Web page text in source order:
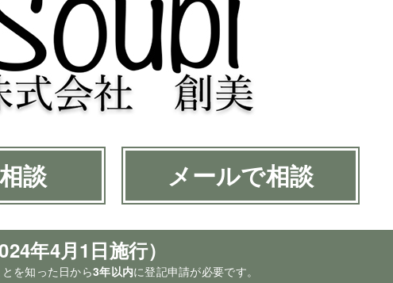
談 メールで相談
年4月1日施行）
を知った日から3年以内に登記申請が必要です。